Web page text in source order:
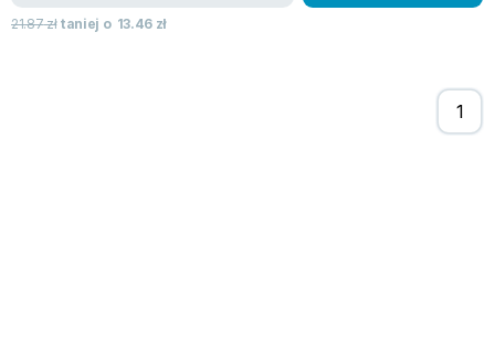
21.87złtaniej o 13.46 zł